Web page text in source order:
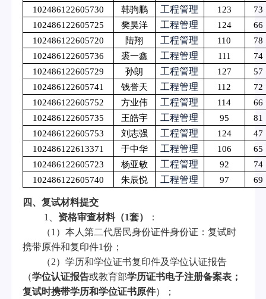
102486122605730
韩驹鹏 工程管理 123
73
102486122605725
樊昊洋 工程管理 124
66
102486122605720
陆翔 工程管理 110
78
102486122605736
裘一鑫 工程管理 111
74
102486122605729
孙朗 工程管理 127
57
102486122605741
钱誉天 工程管理 112
72
102486122605752
方业伟 工程管理 114
66
102486122605735
王皓宇 工程管理 95
81
102486122605753
刘志强 工程管理 124
47
102486122613371
于中华 工程管理 106
65
102486122605723
杨亚敏 工程管理 92
74
102486122605740
朱辰悦 工程管理 97 69
四、复试材料提交
1
资格审查材料（1套）
：
（1 ）本人第二代居民身份证件身份证：复试时
携带原件和复印件1份；
（2）学历和学位证书复印件及学位认证报告
（学位认证报告或教育部学历证书电子注册备案表；
复试时携带学历和学位证书原件）；